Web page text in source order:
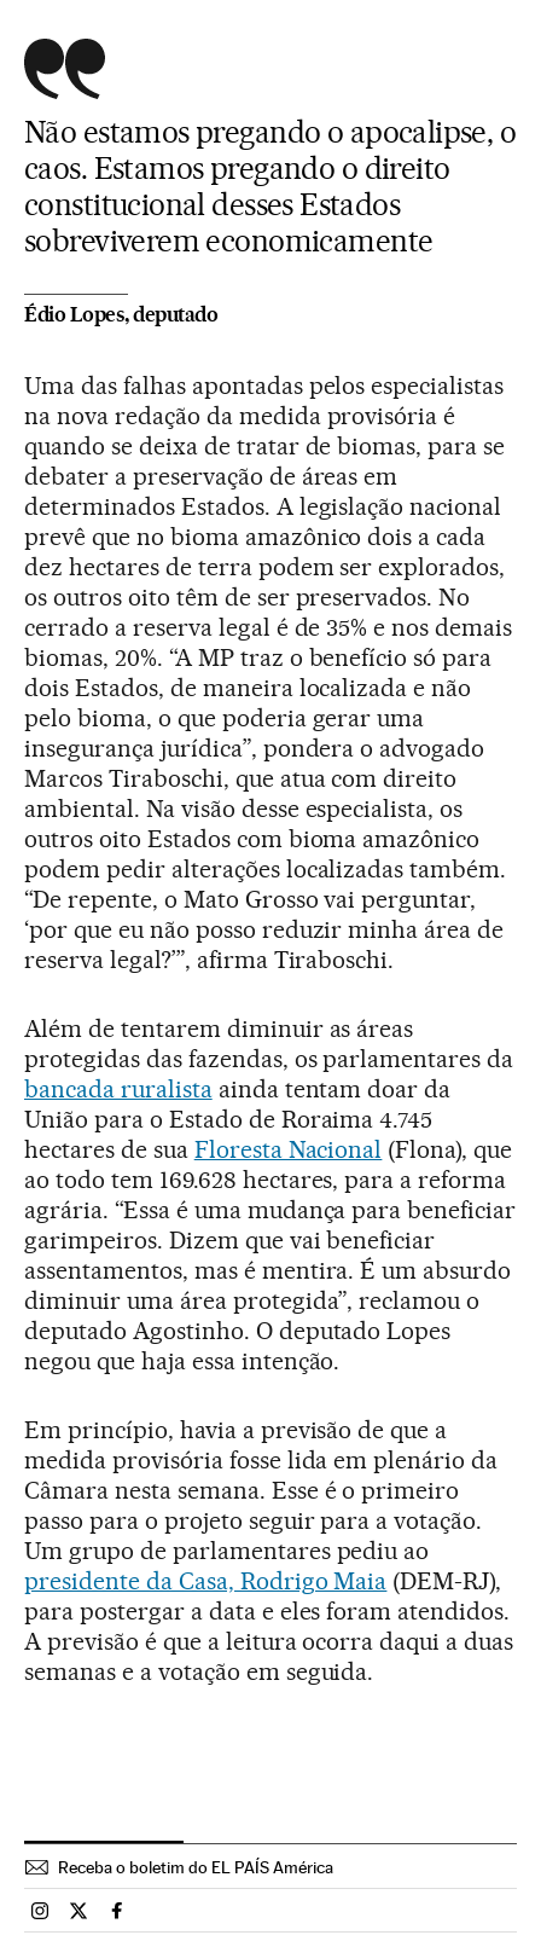
Não estamos pregando o apocalipse, o
caos. Estamos pregando o direito
constitucional desses Estados
sobreviverem economicamente
Édio Lopes, deputado
Uma das falhas apontadas pelos especialistas
na nova redação da medida provisória é
quando se deixa de tratar de biomas, para se
debater a preservação de áreas em
determinados Estados. A legislação nacional
prevê que no bioma amazônico dois a cada
dez hectares de terra podem ser explorados,
os outros oito têm de ser preservados. No
cerrado a reserva legal é de 35% e nos demais
biomas, 20%. “A MP traz o benefício só para
dois Estados, de maneira localizada e não
pelo bioma, o que poderia gerar uma
insegurança jurídica”, pondera o advogado
Marcos Tiraboschi, que atua com direito
ambiental. Na visão desse especialista, os
outros oito Estados com bioma amazônico
podem pedir alterações localizadas também.
“De repente, o Mato Grosso vai perguntar,
‘por que eu não posso reduzir minha área de
reserva legal?’”, afirma Tiraboschi.
Além de tentarem diminuir as áreas
protegidas das fazendas, os parlamentares da
bancada ruralistaainda tentam doar da
União para o Estado de Roraima 4.745
hectares de sua Floresta Nacional (Flona), que
ao todo tem 169.628 hectares, para a reforma
agrária. “Essa é uma mudança para beneficiar
garimpeiros. Dizem que vai beneficiar
assentamentos, mas é mentira. É um absurdo
diminuir uma área protegida”, reclamou o
deputado Agostinho. O deputado Lopes
negou que haja essa intenção.
Em princípio, havia a previsão de que a
medida provisória fosse lida em plenário da
Câmara nesta semana. Esse é o primeiro
passo para o projeto seguir para a votação.
Um grupo de parlamentares pediu ao
presidente da Casa, Rodrigo Maia (DEM-RJ),
para postergar a data e eles foram atendidos.
A previsão é que a leitura ocorra daqui a duas
semanas e a votação em seguida.
Receba o boletim do EL PAÍS América
Brasil El País Brasil en Instagram
Brasil El País Brasil en Twitter
Brasil El País Brasil en Facebook